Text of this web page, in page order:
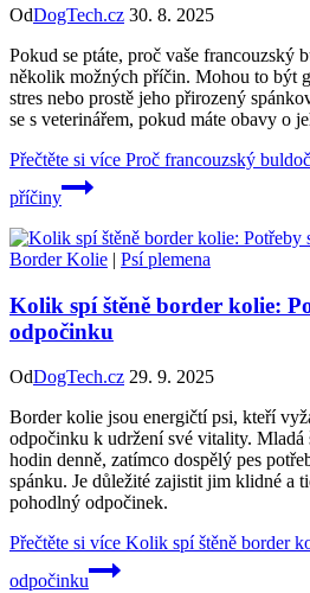
OdDogTech.cz 30. 8. 2025
Pokud se ptáte, proč vaše francouzský
několik možných příčin. Mohou to být
stres nebo prostě jeho přirozený
se s veterinářem, pokud máte obavy o
Přečtěte si více Proč francouzský
příčiny
Border Kolie | Psí plemena
Kolik spí štěně border kolie:
odpočinku
OdDogTech.cz 29. 9. 2025
Border kolie jsou energičtí psi, kteří
odpočinku k udržení své vitality. Mladá
hodin denně, zatímco dospělý pes
spánku. Je důležité zajistit jim klidné a
pohodlný odpočinek.
Přečtěte si více Kolik spí štěně border
odpočinku